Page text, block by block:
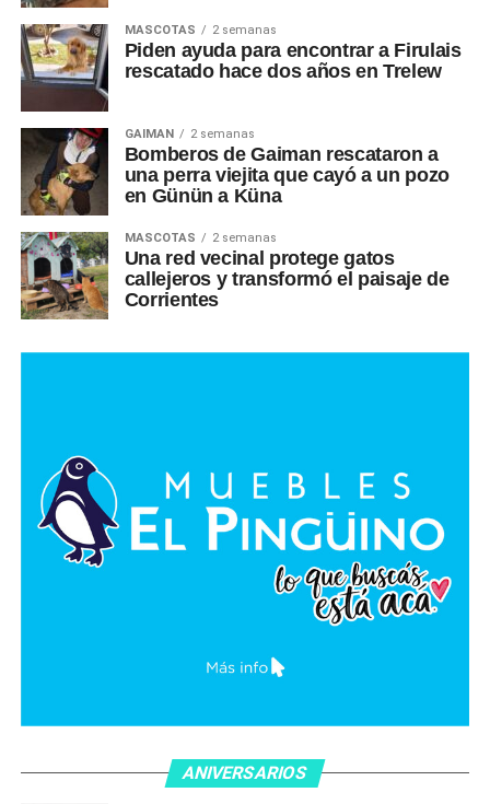
MASCOTAS 2 semanas
Piden ayuda para encontrar a Firulais
rescatado hace dos años en Trelew
GAIMAN 2 semanas
Bomberos de Gaiman rescataron a
una perra viejita que cayó a un pozo
en Günün a Küna
MASCOTAS 2 semanas
Una red vecinal protege gatos
callejeros y transformó el paisaje de
Corrientes
ANIVERSARIOS